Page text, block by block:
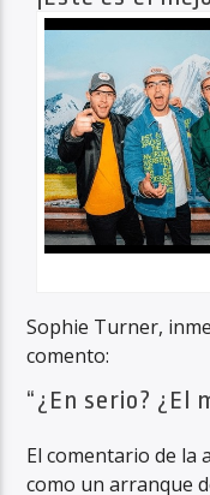
Sophie Turner,
comento:
“¿En serio?
El comentario de la
como un arranque